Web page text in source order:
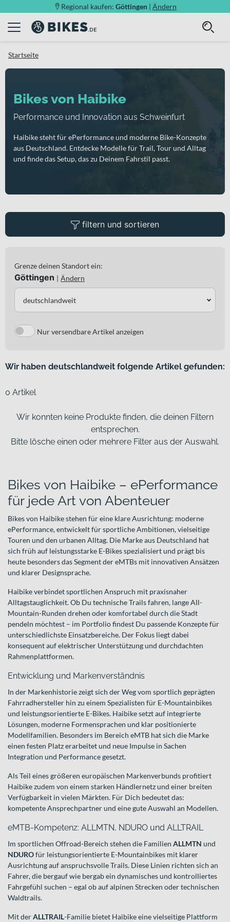
Regional kaufen: Göttingen | Ändern
Startseite
Bikes von Haibike
Performance und Innovation aus Schweinfurt
Haibike steht für ePerformance und moderne Bike-Konzepte
aus Deutschland. Entdecke Modelle für Trail, Tour und Alltag
und finde das Setup, das zu Deinem Fahrstil passt.
filtern und sortieren
Grenze deinen Standort ein:
Göttingen | Ändern
deutschlandweit
Nur versendbare Artikel anzeigen
Wir haben deutschlandweit folgende Artikel gefunden:
0 Artikel
Wir konnten keine Produkte finden, die deinen Filtern
entsprechen.
Bitte lösche einen oder mehrere Filter aus der Auswahl.
Bikes von Haibike – ePerformance
für jede Art von Abenteuer
Bikes von Haibike stehen für eine klare Ausrichtung: moderne
ePerformance, entwickelt für sportliche Ambitionen, vielseitige
Touren und den urbanen Alltag. Die Marke aus Deutschland hat
sich früh auf leistungsstarke E-Bikes spezialisiert und prägt bis
heute besonders das Segment der eMTBs mit innovativen Ansätzen
und klarer Designsprache.
Haibike verbindet sportlichen Anspruch mit praxisnaher
Alltagstauglichkeit. Ob Du technische Trails fahren, lange All-
Mountain-Runden drehen oder komfortabel durch die Stadt
pendeln möchtest – im Portfolio findest Du passende Konzepte für
unterschiedlichste Einsatzbereiche. Der Fokus liegt dabei
konsequent auf elektrischer Unterstützung und durchdachten
Rahmenplattformen.
Entwicklung und Markenverständnis
In der Markenhistorie zeigt sich der Weg vom sportlich geprägten
Fahrradhersteller hin zu einem Spezialisten für E-Mountainbikes
und leistungsorientierte E-Bikes. Haibike setzt auf integrierte
Lösungen, moderne Formensprachen und klar positionierte
Modellfamilien. Besonders im Bereich eMTB hat sich die Marke
einen festen Platz erarbeitet und neue Impulse in Sachen
Integration und Performance gesetzt.
Als Teil eines größeren europäischen Markenverbunds profitiert
Haibike zudem von einem starken Händlernetz und einer breiten
Verfügbarkeit in vielen Märkten. Für Dich bedeutet das:
kompetente Ansprechpartner und eine gute Auswahl an Modellen.
eMTB-Kompetenz: ALLMTN, NDURO und ALLTRAIL
Im sportlichen Offroad-Bereich stehen die Familien ALLMTN und
NDUROfür leistungsorientierte E-Mountainbikes mit klarer
Ausrichtung auf anspruchsvolle Trails. Diese Linien richten sich an
Fahrer, die bergauf wie bergab ein dynamisches und kontrolliertes
Fahrgefühl suchen – egal ob auf alpinen Strecken oder technischen
Waldtrails.
Mit derALLTRAIL-Familie bietet Haibike eine vielseitige Plattform